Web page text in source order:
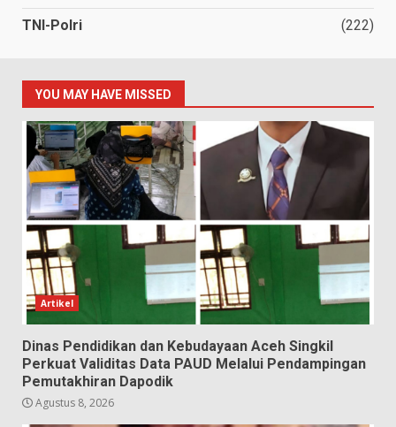
TNI-Polri (222)
YOU MAY HAVE MISSED
Artikel
Dinas Pendidikan dan Kebudayaan Aceh Singkil
Perkuat Validitas Data PAUD Melalui Pendampingan
Pemutakhiran Dapodik
Agustus 8, 2026